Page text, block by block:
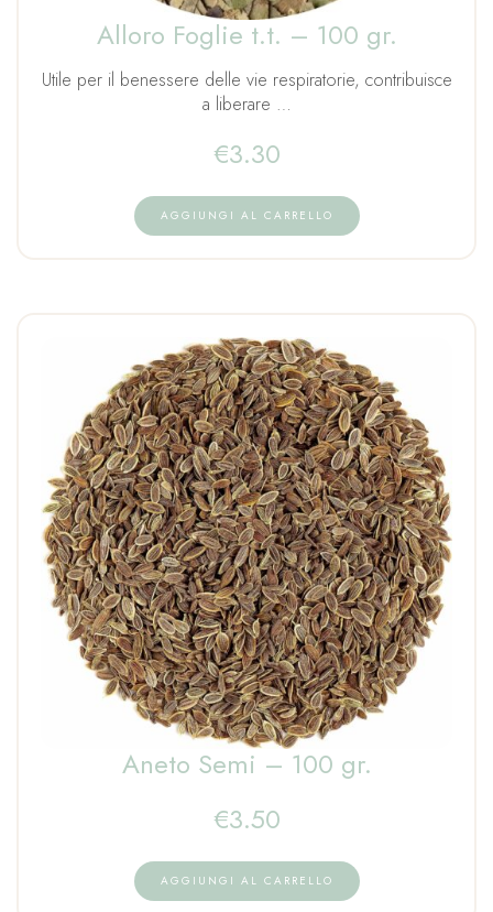
Alloro Foglie t.t. – 100 gr.
Utile per il benessere delle vie respiratorie, contribuisce
a liberare …
€3.30
AGGIUNGI AL CARRELLO
Aneto Semi – 100 gr.
€3.50
AGGIUNGI AL CARRELLO